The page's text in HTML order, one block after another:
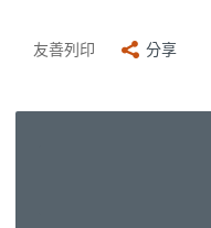
友善列印 分享